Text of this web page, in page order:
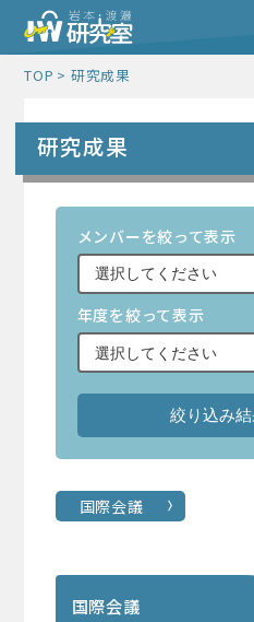
TOP 研究成果
研究成果
メンバーを絞って表示
年度を絞って表示
国際会議
国際会議